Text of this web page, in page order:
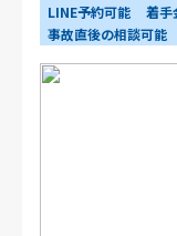
LINE予約可能 着手
事故直後の相談可能